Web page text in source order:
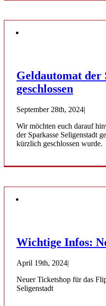
Geldautomat der
geschlossen
September 28th, 2024|
Wir möchten euch darauf
der Sparkasse Seligenstadt
kürzlich geschlossen wurde.
Wichtige Infos:
April 19th, 2024|
Neuer Ticketshop für das
Seligenstadt